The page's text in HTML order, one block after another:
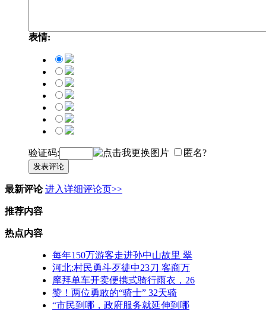
表情:
验证码: 匿名?
发表评论
最新评论 进入详细评论页>>
推荐内容
热点内容
每年150万游客走进孙中山故里 翠
河北:村民勇斗歹徒中23刀 客商万
摩拜单车开卖便携式骑行雨衣，26
赞！两位勇敢的“骑士” 32天骑
“市民到哪，政府服务就延伸到哪